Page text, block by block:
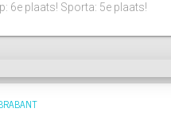
6e plaats! Sporta: 5e plaats!